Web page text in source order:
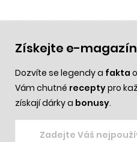
Získejte e-
Dozvíte se legendy a fakta
Vám chutné receptypro
získají dárky a bonusy.